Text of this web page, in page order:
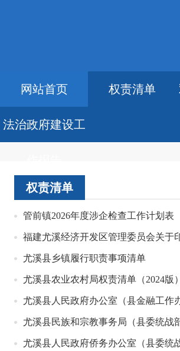
设
网站首页 权责清单
法治政府建设工
权责清单
管前镇2026年度涉企检查工作计划表
尤溪县乡镇履行职责事项清单
尤溪县农业农村局权责清单（2024版）